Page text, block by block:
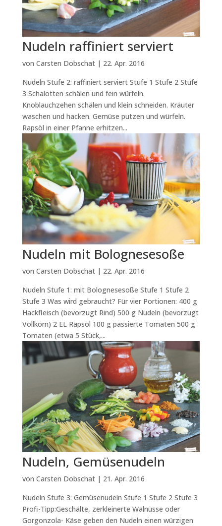
Nudeln raffiniert serviert
von Carsten Dobschat| 22. Apr. 2016
Nudeln Stufe 2: raffiniert serviert Stufe 1 Stufe 2 Stufe
3 Schalotten schälen und fein würfeln.
Knoblauchzehen schälen und klein schneiden. Kräuter
waschen und hacken. Gemüse putzen und würfeln.
Rapsöl in einer Pfanne erhitzen...
Nudeln mit Bolognesesoße
von Carsten Dobschat| 22. Apr. 2016
Nudeln Stufe 1: mit Bolognesesoße Stufe 1 Stufe 2
Stufe 3 Was wird gebraucht? Für vier Portionen: 400 g
Hackfleisch (bevorzugt Rind) 500 g Nudeln (bevorzugt
Vollkorn) 2 EL Rapsöl 100 g passierte Tomaten 500 g
Tomaten (etwa 5 Stück,...
Nudeln, Gemüsenudeln
von Carsten Dobschat| 21. Apr. 2016
Nudeln Stufe 3: Gemüsenudeln Stufe 1 Stufe 2 Stufe 3
Profi-Tipp:Geschälte, zerkleinerte Walnüsse oder
Gorgonzola- Käse geben den Nudeln einen würzigen